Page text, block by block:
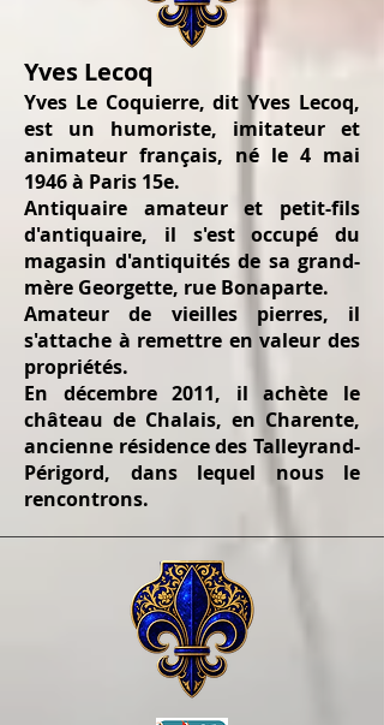
Yves Lecoq
Yves Le Coquierre, dit Yves Lecoq,
est un humoriste, imitateur et
animateur français, né le 4 mai
1946 à Paris 15e.
Antiquaire amateur et petit-fils
d'antiquaire, il s'est occupé du
magasin d'antiquités de sa grand-
mère Georgette, rue Bonaparte.
Amateur de vieilles pierres, il
s'attache à remettre en valeur des
propriétés.
En décembre 2011, il achète le
château de Chalais, en Charente,
ancienne résidence des Talleyrand-
Périgord, dans lequel nous le
rencontrons.